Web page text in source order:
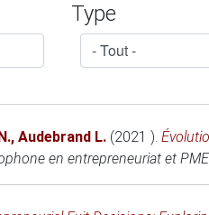
Type
, Audebrand L. (2021 ).
en entrepreneuriat et